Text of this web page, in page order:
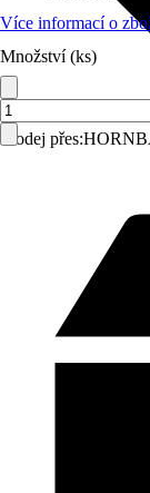
Prodej přes:
Více informací o
Množství (ks)